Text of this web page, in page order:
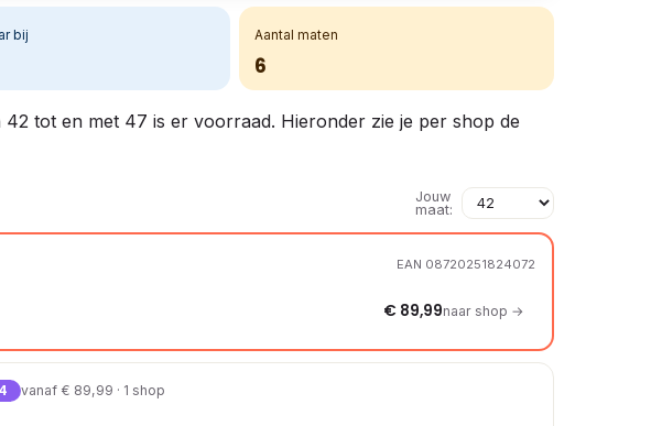
bij Aantal maten
6
tot en met 47 is er voorraad. Hieronder zie je per shop de
Jouw
maat:
EAN 08720251824072
€ 89,99naar shop →
vanaf € 89,99 · 1 shop